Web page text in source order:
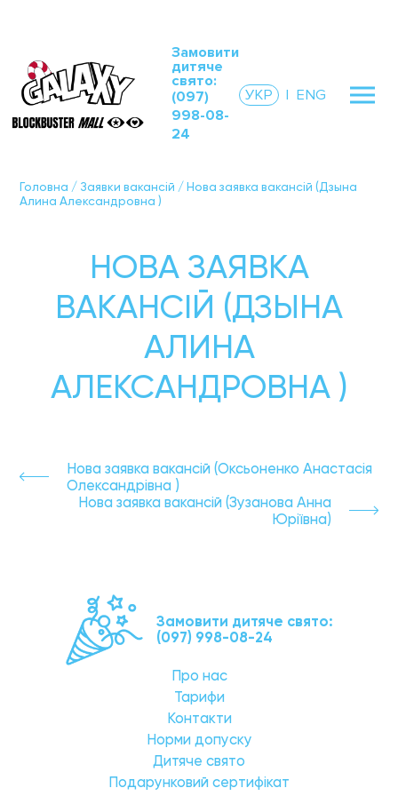
Замовити
дитяче
свято:
(097)
998-08-
24
УКР | ENG
Головна / Заявки вакансій /Нова заявка вакансій (Дзына
Алина Александровна )
НОВА ЗАЯВКА
ВАКАНСІЙ (ДЗЫНА
АЛИНА
АЛЕКСАНДРОВНА )
Нова заявка вакансій (Оксьоненко Анастасія
Олександрівна )
Нова заявка вакансій (Зузанова Анна
Юріївна)
Замовити дитяче свято:
(097) 998-08-24
Про нас
Тарифи
Контакти
Норми допуску
Дитяче свято
Подарунковий сертифікат